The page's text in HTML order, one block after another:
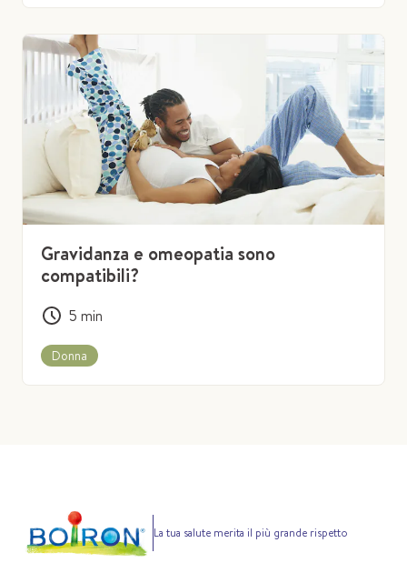
Gravidanza e omeopatia sono
compatibili?
5 min
Donna
La tua salute merita il più grande rispetto